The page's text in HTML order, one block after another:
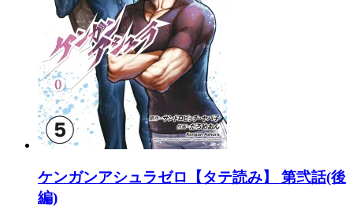
ケンガンアシュラゼロ【タテ読み】 第弐話(後
編)